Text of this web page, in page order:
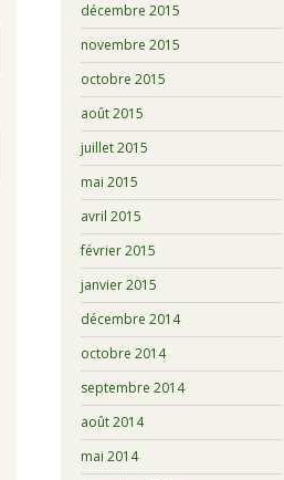
décembre 2015
novembre 2015
octobre 2015
août 2015
juillet 2015
mai 2015
avril 2015
février 2015
janvier 2015
décembre 2014
octobre 2014
septembre 2014
août 2014
mai 2014